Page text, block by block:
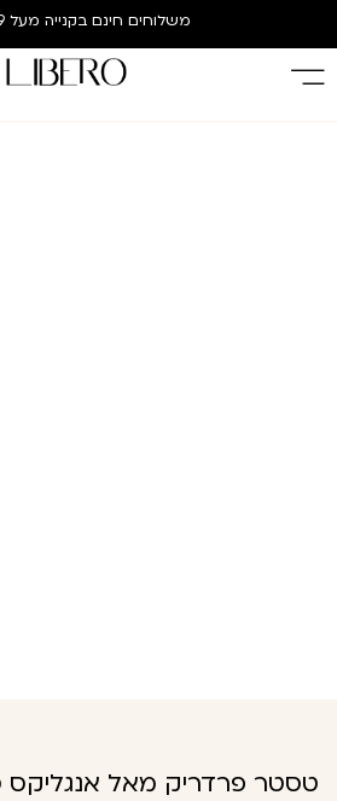
משלוחים חינם בקנייה מעל 299 ש”ח
טסטר פרדריק מאל אנגליקס